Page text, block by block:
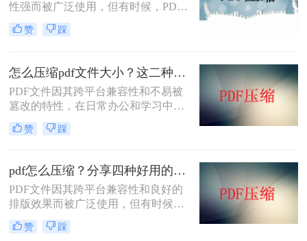
性强而被广泛使用，但有时候，PDF
文件可能会因为包含大量图像、复杂
布局或高分辨率内容而显得过于庞
么压缩的小一点呢？本文将介绍四种
实用的PDF压缩方法，帮助您轻松将
PDF文件压缩至更小。
赞 踩
怎么压缩pdf文件大小？这二种压缩方式很好用！
PDF文件因其跨平台兼容性和不易被
篡改的特性，在日常办公和学习中得
到了广泛应用。然而，有时PDF文件
过大，会给传输和存储带来不便。那
绍两种有效的PDF文件压缩方法。
赞 踩
pdf怎么压缩？分享四种好用的压缩方法！
PDF文件因其跨平台兼容性和良好的
排版效果而被广泛使用，但有时候文
件过大可能会给传输和存储带来不
便。因此，压缩PDF文件成为了一个
赞 踩